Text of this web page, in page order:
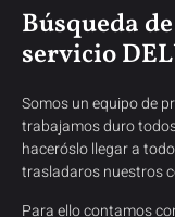
Búsqueda
servicio
Somos un equipo de
trabajamos duro
haceróslo llegar a
trasladaros nuestros
Para ello contamos